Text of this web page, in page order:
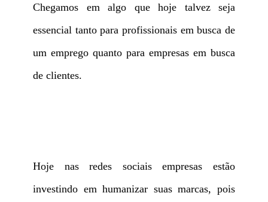
Chegamos em algo que hoje talvez seja
essencial tanto para profissionais em busca de
um emprego quanto para empresas em busca
de clientes.
Hoje nas redes sociais empresas estão
investindo em humanizar suas marcas, pois